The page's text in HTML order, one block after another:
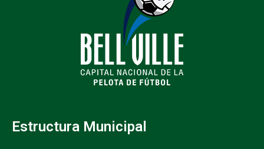
Estructura Municipal